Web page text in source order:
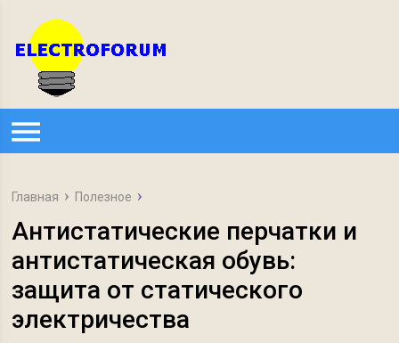
Главная Полезное
Антистатические перчатки и
антистатическая обувь:
защита от статического
электричества